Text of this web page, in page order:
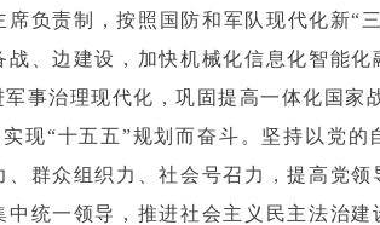
负责制，按照国防和军队现代化新“
、边建设，加快机械化信息化智能
事治理现代化，巩固提高一体化国家
现“十五五”规划而奋斗。坚持以党
群众组织力、社会号召力，提高党
统一领导，推进社会主义民主法治